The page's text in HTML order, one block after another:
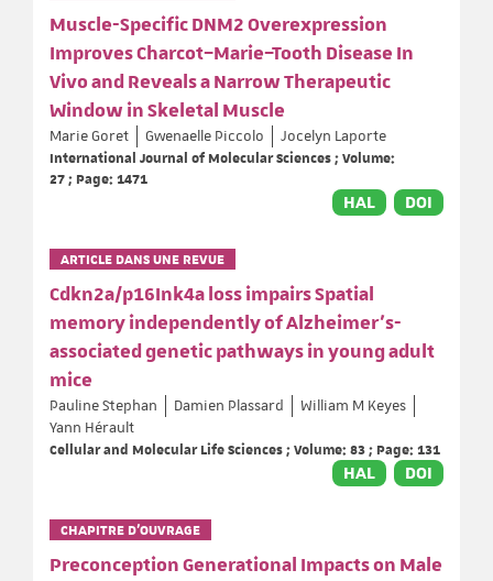
Muscle-Specific DNM2 Overexpression
Improves Charcot–Marie–Tooth Disease In
Vivo and Reveals a Narrow Therapeutic
Window in Skeletal Muscle
Marie Goret Gwenaelle Piccolo
Jocelyn Laporte
International Journal of Molecular Sciences ; Volume:
27 ; Page: 1471
HAL DOI
ARTICLE DANS UNE REVUE
Cdkn2a/p16Ink4a loss impairs Spatial
memory independently of Alzheimer’s-
associated genetic pathways in young adult
mice
Pauline Stephan Damien Plassard
William M Keyes
Yann Hérault
Cellular and Molecular Life Sciences ; Volume: 83 ; Page: 131
HAL DOI
CHAPITRE D’OUVRAGE
Preconception Generational Impacts on Male